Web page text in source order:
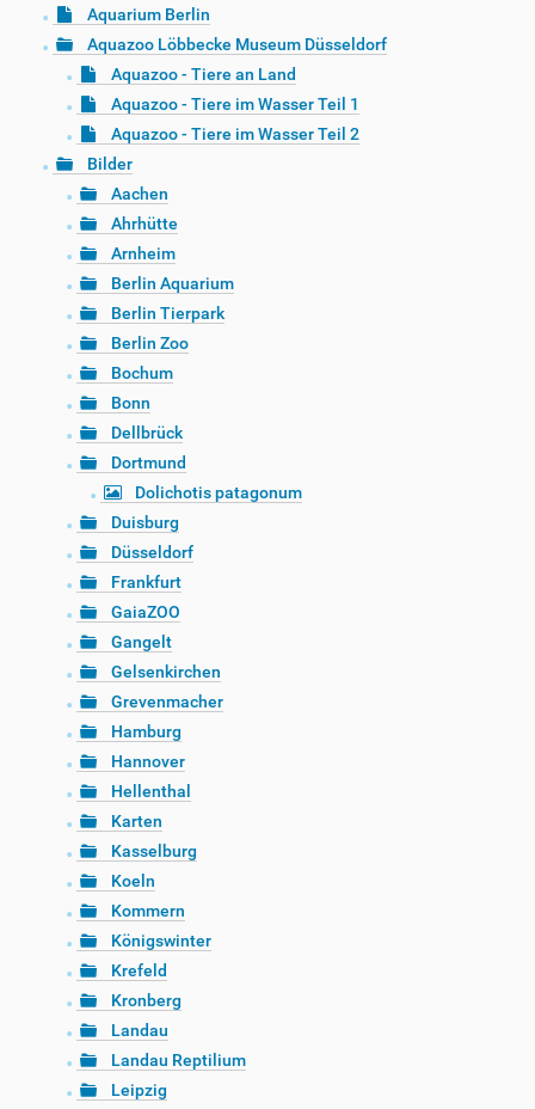
Aquarium Berlin
Aquazoo Löbbecke Museum Düsseldorf
Aquazoo - Tiere an Land
Aquazoo - Tiere im Wasser Teil 1
Aquazoo - Tiere im Wasser Teil 2
Bilder
Aachen
Ahrhütte
Arnheim
Berlin Aquarium
Berlin Tierpark
Berlin Zoo
Bochum
Bonn
Dellbrück
Dortmund
Dolichotis patagonum
Duisburg
Düsseldorf
Frankfurt
GaiaZOO
Gangelt
Gelsenkirchen
Grevenmacher
Hamburg
Hannover
Hellenthal
Karten
Kasselburg
Koeln
Kommern
Königswinter
Krefeld
Kronberg
Landau
Landau Reptilium
Leipzig